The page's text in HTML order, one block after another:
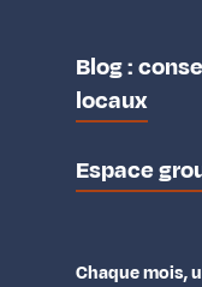
Blog :
locaux
Espace
Chaque mois,